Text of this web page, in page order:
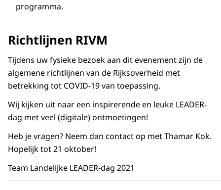
programma.
Richtlijnen RIVM
Tijdens uw fysieke bezoek aan dit evenement zijn de
algemene richtlijnen van de Rijksoverheid met
betrekking tot COVID-19 van toepassing.
Wij kijken uit naar een inspirerende en leuke LEADER-
dag met veel (digitale) ontmoetingen!
Heb je vragen? Neem dan contact op met Thamar Kok.
Hopelijk tot 21 oktober!
Team Landelijke LEADER-dag 2021